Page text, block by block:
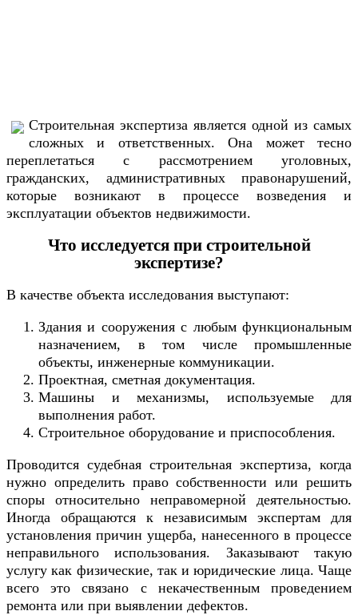
Строительная экспертиза является одной из самых
сложных и ответственных. Она может тесно
переплетаться с рассмотрением уголовных,
гражданских, административных правонарушений,
которые возникают в процессе возведения и
эксплуатации объектов недвижимости.
Что исследуется при строительной
экспертизе?
В качестве объекта исследования выступают:
Здания и сооружения с любым функциональным
назначением, в том числе промышленные
объекты, инженерные коммуникации.
Проектная, сметная документация.
Машины и механизмы, используемые для
выполнения работ.
Строительное оборудование и приспособления.
Проводится судебная строительная экспертиза, когда
нужно определить право собственности или решить
споры относительно неправомерной деятельностью.
Иногда обращаются к независимым экспертам для
установления причин ущерба, нанесенного в процессе
неправильного использования. Заказывают такую
услугу как физические, так и юридические лица. Чаще
всего это связано с некачественным проведением
ремонта или при выявлении дефектов.